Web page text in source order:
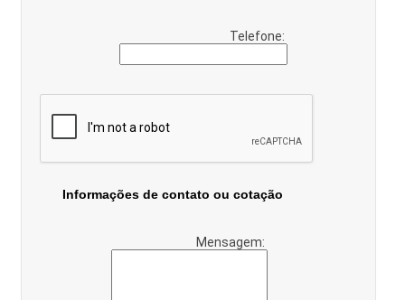
Telefone:
Informações de contato ou cotação
Mensagem: